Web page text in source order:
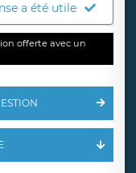
a été utile
offerte avec un